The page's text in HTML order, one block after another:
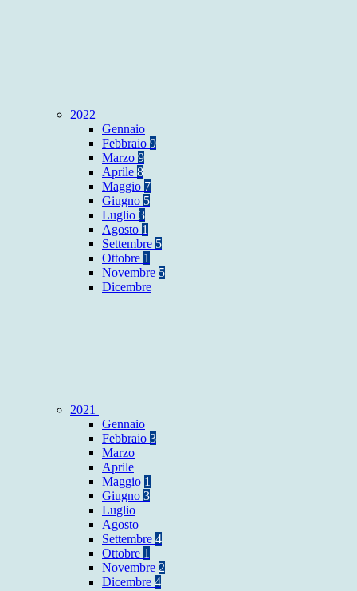
2022
Gennaio
Febbraio 9
Marzo 9
Aprile 8
Maggio 7
Giugno 5
Luglio 3
Agosto 1
Settembre 5
Ottobre 1
Novembre 5
Dicembre
2021
Gennaio
Febbraio 3
Marzo
Aprile
Maggio 1
Giugno 3
Luglio
Agosto
Settembre 4
Ottobre 1
Novembre 2
Dicembre 4